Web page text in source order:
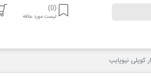
(0)
لیست مورد علاقه
کوپلی نیوپایپ